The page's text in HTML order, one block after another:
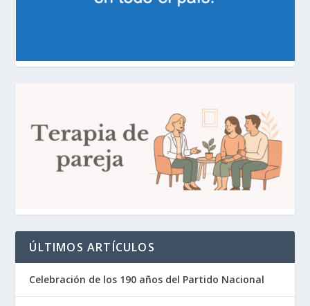
ÚLTIMOS ARTÍCULOS
Celebración de los 190 años del Partido Nacional